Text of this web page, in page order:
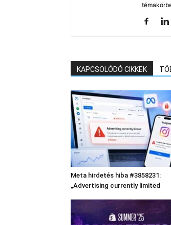
KAPCSOLÓDÓ CIKKEK
Meta hirdetés hiba #3858231:
„Advertising currently limited